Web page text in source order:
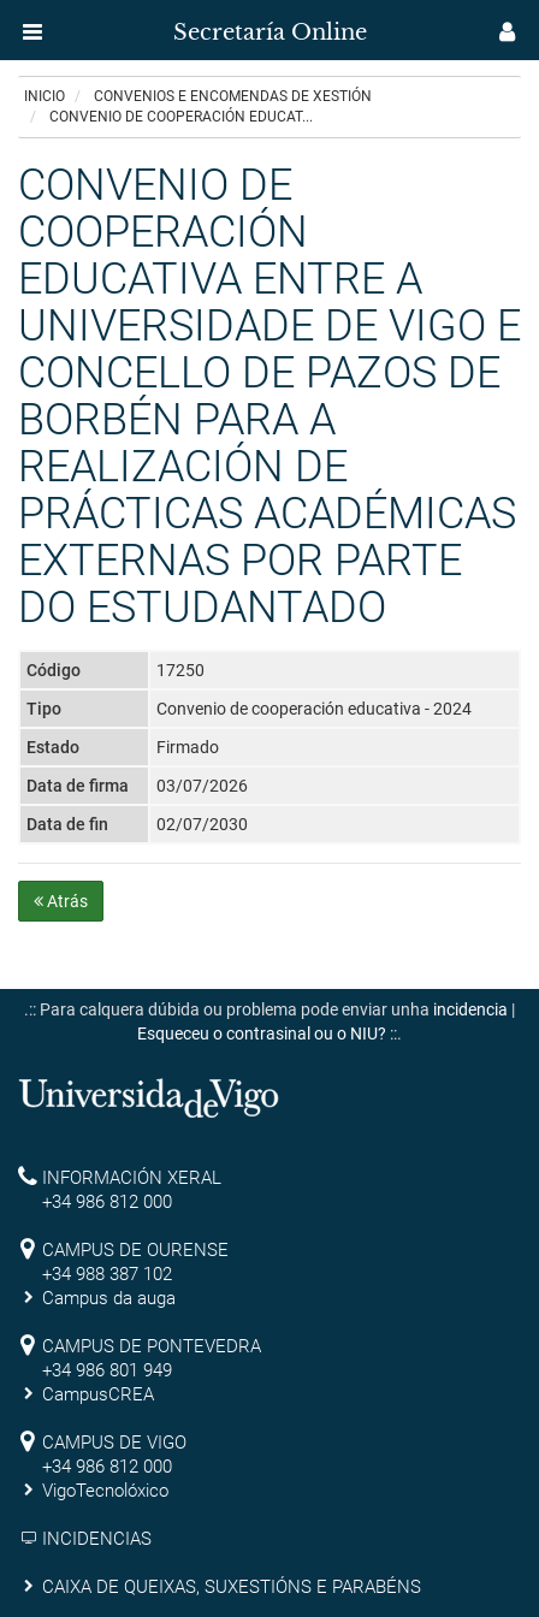
Secretaría Online
Secretaría
Uvigo
INICIO
CONVENIOS E ENCOMENDAS DE XESTIÓN
CONVENIO DE COOPERACIÓN EDUCAT...
CONVENIO DE
COOPERACIÓN
EDUCATIVA ENTRE A
UNIVERSIDADE DE VIGO E
CONCELLO DE PAZOS DE
BORBÉN PARA A
REALIZACIÓN DE
PRÁCTICAS ACADÉMICAS
EXTERNAS POR PARTE
DO ESTUDANTADO
Código
17250
Tipo
Convenio de cooperación educativa - 2024
Estado
Firmado
Data de firma
03/07/2026
Data de fin
02/07/2030
Atrás
.:: Para calquera dúbida ou problema pode enviar unha incidencia |
Esqueceu o contrasinal ou o NIU? ::.
Universidade
Vigo
Reitoría
INFORMACIÓN XERAL
+34 986 812 000
Campus
de
Ourense
CAMPUS DE OURENSE
+34 988 387 102
Campus da auga
Campus
de
Pontevedra
CAMPUS DE PONTEVEDRA
+34 986 801 949
CampusCREA
Campus
de
Vigo
CAMPUS DE VIGO
+34 986 812 000
VigoTecnolóxico
INCIDENCIAS
Caixa
CAIXA DE QUEIXAS, SUXESTIÓNS E PARABÉNS